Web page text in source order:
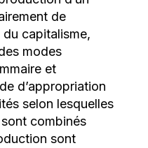
de
du capitalisme,
modes
et
d’appropriation
selon lesquelles
combinés
sont